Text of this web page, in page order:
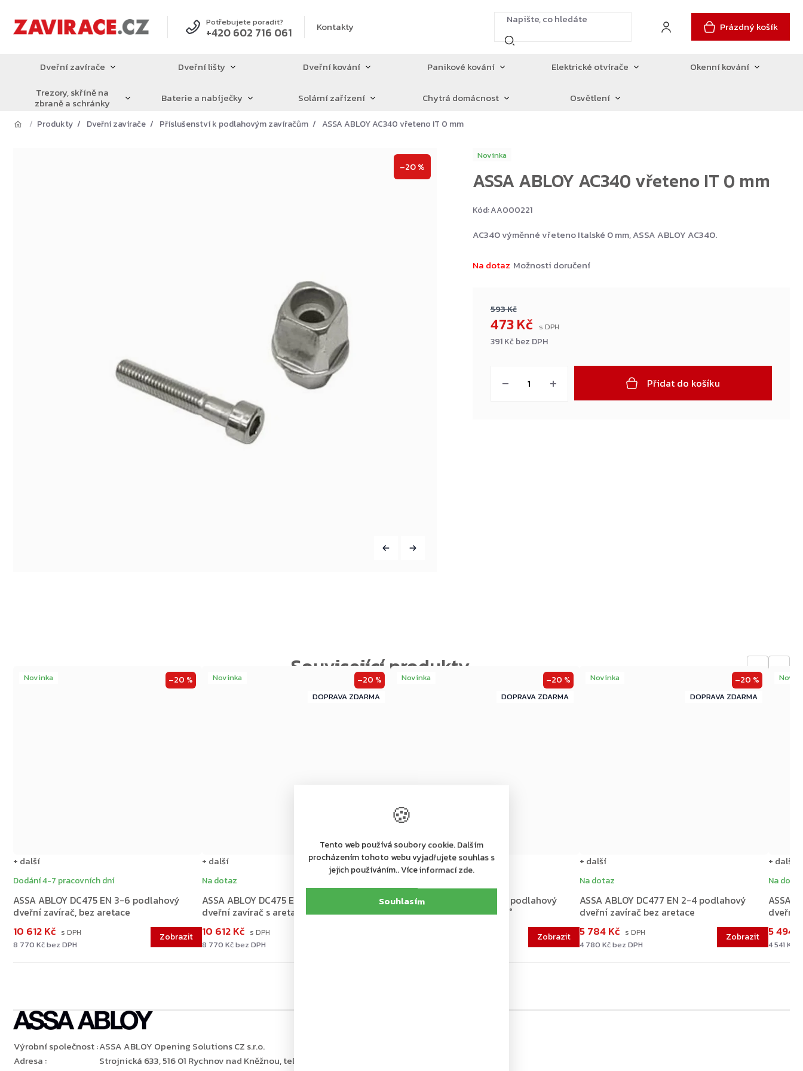
🍪
Tento web používá soubory cookie. Dalším
procházením tohoto webu vyjadřujete souhlas s
jejich používáním.. Více informací zde.
Souhlasím
obsah
Potřebujete poradit?
+420 602 716 061 Kontakty Prázdný košík
Dveřní zavírače Dveřní lišty Dveřní kování Panikové kování Elektrické otvírače
Okenní kování
Trezory, skříně na
zbraně a schránky Baterie a nabíječky Solární zařízení Chytrá domácnost Osvětlení
Produkty Dveřní zavírače Příslušenství k podlahovým zavíračům ASSA ABLOY AC340 vřeteno IT 0 mm
Novinka
ASSA ABLOY AC340 vřeteno IT 0 mm
Kód:AA000221
–20 %
593 Kč
473 Kč
391 Kč bez DPH
Na dotaz Možnosti doručení
Přidat do košíku
AC340 výměnné vřeteno Italské 0 mm, ASSA ABLOY AC340.
Novinka –20 %
ASSA ABLOY DC475 EN 3-6 podlahový
dveřní zavírač, bez aretace
Dodání 4-7 pracovních dní
8 770 Kč bez DPH
10 612 Kč
+ další
Novinka
ZDARMA
–20 %
ASSA ABLOY DC475 EN 3-6 podlahový
dveřní zavírač s aretací 90°
Na dotaz
8 770 Kč bez DPH
10 612 Kč
+ další
Novinka
ZDARMA
–20 %
ASSA ABLOY DC475 EN 3-6 podlahový
dveřní zavírač s aretací 105°
+ další
Novinka
ZDARMA
–20 %
ASSA ABLOY DC477 EN 2-4 podlahový
dveřní zavírač bez aretace
Na dotaz
4 780 Kč bez DPH
5 784 Kč
+ další
ASSA
dveřní
Na dotaz
4 541 Kč
5 494
+ další
Výrobní společnost:ASSA ABLOY Opening Solutions CZ s.r.o.
Adresa :
Strojnická 633, 516 01 Rychnov nad Kněžnou, tel.: +420 226 806 200